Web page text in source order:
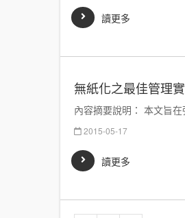
讀更多
無紙化之最佳管理
內容摘要說明： 本文旨
2015-05-17
讀更多